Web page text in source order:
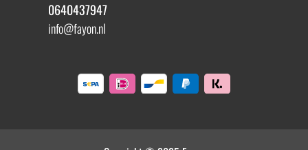
0640437947
info@fayon.nl